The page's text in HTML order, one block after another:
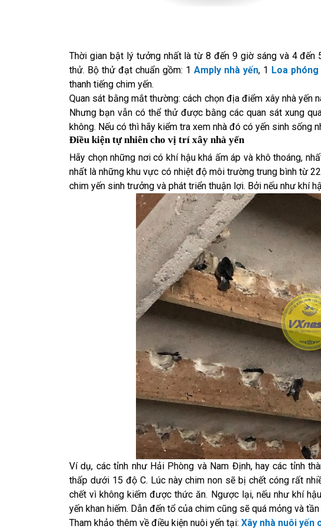
Thời gian bật lý tưởng nhất là từ 8 đến 9 giờ sáng và 4
thử. Bộ thử đạt chuẩn gồm: 1 Amply nhà yến, 1 Loa phóng
thanh tiếng chim yến.
Quan sát bằng mắt thường: cách chọn địa điểm xây nhà yến
Nhưng bạn vẫn có thể thử được bằng các quan sát xung
không. Nếu có thì hãy kiểm tra xem nhà đó có yến sinh sống
Điều kiện tự nhiên cho vị trí xây nhà yến
Hãy chọn những nơi có khí hậu khá ấm áp và khô thoáng,
nhất là những khu vực có nhiệt độ môi trường trung bình từ
chim yến sinh trưởng và phát triển thuận lợi. Bởi nếu như khí
Ví dụ, các tỉnh như Hải Phòng và Nam Định, hay các tỉnh
thấp dưới 15 độ C. Lúc này chim non sẽ bị chết cóng rất
chết vì không kiếm được thức ăn. Ngược lại, nếu như khí
yến khan hiếm. Dẫn đến tổ của chim cũng sẽ quá mỏng và
Tham khảo thêm về điều kiện nuôi yến tại: Xây nhà nuôi yến